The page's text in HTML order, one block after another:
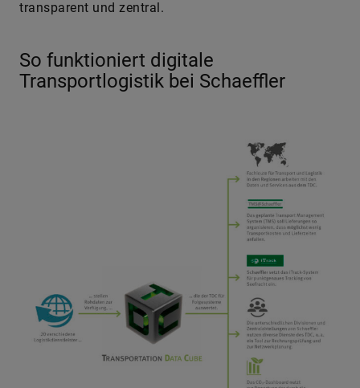
transparent und zentral.
So funktioniert digitale
Transportlogistik bei Schaeffler